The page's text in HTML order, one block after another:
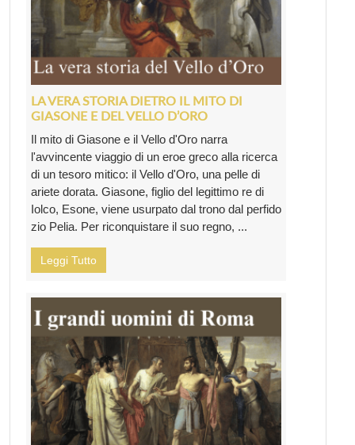
LA VERA STORIA DIETRO IL MITO DI
GIASONE E DEL VELLO D’ORO
Il mito di Giasone e il Vello d'Oro narra
l'avvincente viaggio di un eroe greco alla ricerca
di un tesoro mitico: il Vello d'Oro, una pelle di
ariete dorata. Giasone, figlio del legittimo re di
Iolco, Esone, viene usurpato dal trono dal perfido
zio Pelia. Per riconquistare il suo regno, ...
Leggi Tutto